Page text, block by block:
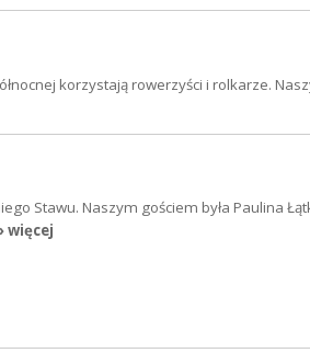
korzystają rowerzyści i rolkarze.
Stawu. Naszym gościem była Paulina
więcej